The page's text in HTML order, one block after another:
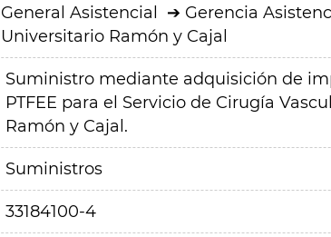
General Asistencial
Gerencia
Universitario Ramón y Cajal
Suministro mediante adquisición de
PTFEE para el Servicio de Cirugía
Ramón y Cajal.
Suministros
33184100-4